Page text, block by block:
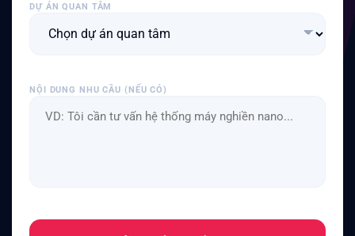
DỰ ÁN QUAN TÂM
NỘI DUNG NHU CẦU (NẾU CÓ)